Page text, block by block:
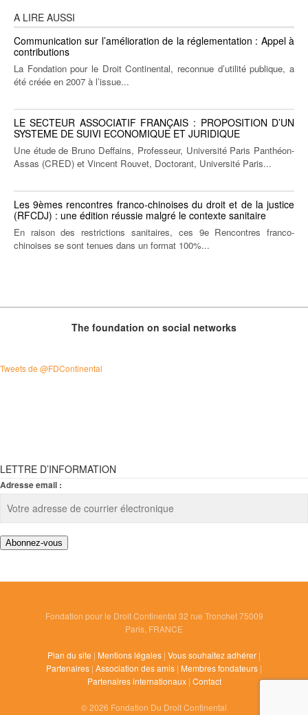
A LIRE AUSSI
Communication sur l’amélioration de la réglementation : Appel à
contributions
La Fondation pour le Droit Continental, reconnue d’utilité publique, a
été créée en 2007 à l’issue...
LE SECTEUR ASSOCIATIF FRANÇAIS : PROPOSITION D’UN
SYSTEME DE SUIVI ECONOMIQUE ET JURIDIQUE
Une étude de Bruno Deffains, Professeur, Université Paris Panthéon-
Assas (CRED) et Vincent Rouvet, Doctorant, Université Paris...
Les 9èmes rencontres franco-chinoises du droit et de la justice
(RFCDJ) : une édition réussie malgré le contexte sanitaire
En raison des restrictions sanitaires, ces 9e Rencontres franco-
chinoises se sont tenues dans un format 100%...
The foundation on social networks
Tweets de @FDContinental
LETTRE D’INFORMATION
Adresse email :
Fondation pour le Droit Continental 32 rue Tronchet 75009
Paris, FRANCE
Plan du site | Mentions légales | Vous souhaitez adhérer |
Partenaires | Association des amis | Membres fondateurs |
Partenaires internationaux| Contact
© 2026 Fondation Du Droit Continental